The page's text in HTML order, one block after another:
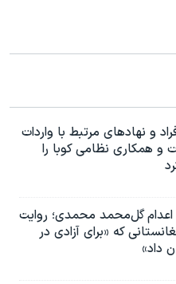
و نهادهای مرتبط با واردات
و همکاری نظامی کوبا را
گل‌محمد محمدی؛ روایت
که «برای آزادی در
داد»